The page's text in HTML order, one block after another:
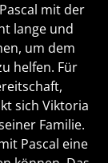
mit der
lange und
um dem
helfen. Für
sich Viktoria
Familie.
Pascal eine